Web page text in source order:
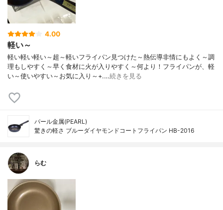
4.00
軽い～
軽い軽い軽い～超～軽いフライパン見つけた～熱伝導非情にもよく～調
理もしやすく～早く食材に火が入りやすく～何より！フライパンが、軽
い～使いやすい～お気に入り～+.…続きを見る
パール金属(PEARL)
驚きの軽さ ブルーダイヤモンドコートフライパン HB-2016
らむ